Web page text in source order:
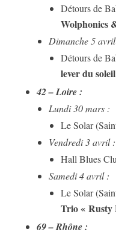
Détours de
Wolphonics
Dimanche 5
Détours de
lever du soleil
42 – Loire :
Lundi 30 mars :
Le Solar
Vendredi 3 avril :
Hall Blues
Samedi 4 avril :
Le Solar
Trio « Rusty
69 – Rhône :